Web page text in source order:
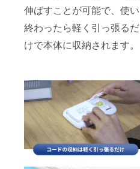
伸ばすことが可能で、使い
終わったら軽く引っ張るだ
けで本体に収納されます。